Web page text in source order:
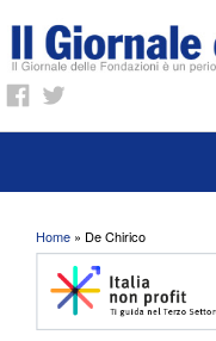
Tu sei qui
Home » De Chirico